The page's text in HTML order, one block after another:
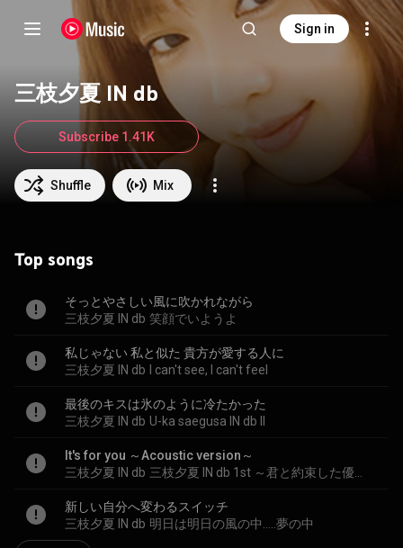
Sign in
三枝夕夏 IN db
Shuffle Mix
Subscribe 1.41K
Top songs
そっとやさしい風に吹かれながら
三枝夕夏 IN db 笑顔でいようよ
私じゃない 私と似た 貴方が愛する人に
三枝夕夏 IN db I can't see, I can't feel
最後のキスは氷のように冷たかった
三枝夕夏 IN db U-ka saegusa IN db II
It's for you ～Acoustic version～
三枝夕夏 IN db
新しい自分へ変わるスイッチ
三枝夕夏 IN db 明日は明日の風の中.....夢の中